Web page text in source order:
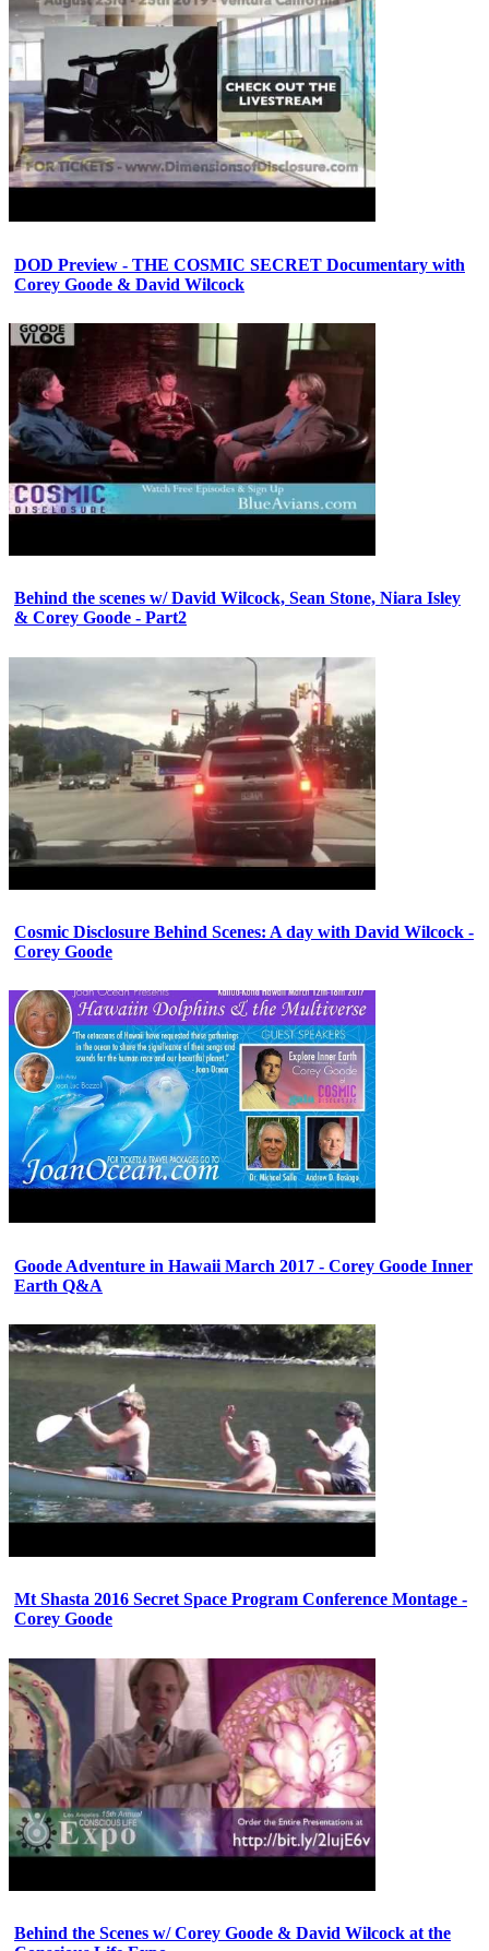
DOD Preview - THE COSMIC SECRET Documentary with
Corey Goode & David Wilcock
Behind the scenes w/ David Wilcock, Sean Stone, Niara Isley
& Corey Goode - Part2
Cosmic Disclosure Behind Scenes: A day with David Wilcock -
Corey Goode
Goode Adventure in Hawaii March 2017 - Corey Goode Inner
Earth Q&A
Mt Shasta 2016 Secret Space Program Conference Montage -
Corey Goode
Behind the Scenes w/ Corey Goode & David Wilcock at the